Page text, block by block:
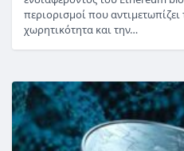
περιορισμοί που
χωρητικότητα και την…